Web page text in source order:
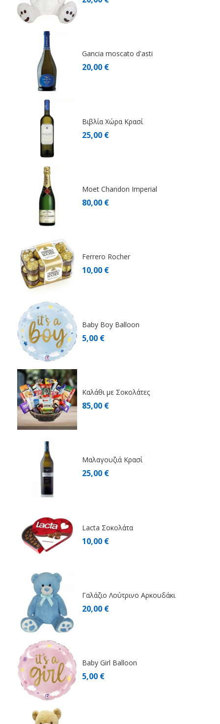
Gancia moscato d'asti
20,00 €
Βιβλία Χώρα Κρασί
25,00 €
Moet Chandon Imperial
80,00 €
Ferrero Rocher
10,00 €
Baby Boy Balloon
5,00 €
Καλάθι με Σοκολάτες
85,00 €
Μαλαγουζιά Κρασί
25,00 €
Lacta Σοκολάτα
10,00 €
Γαλάζιο Λούτρινο Αρκουδάκι
20,00 €
Baby Girl Balloon
5,00 €